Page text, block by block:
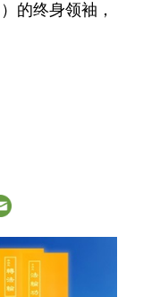
的终身领袖，